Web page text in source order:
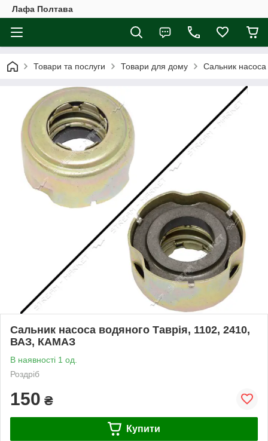
Лафа Полтава
Товари та послуги Товари для дому Сальник
Сальник насоса водяного Таврія, 1102, 2410,
ВАЗ, КАМАЗ
В наявності 1 од.
Роздріб
150 ₴
Купити